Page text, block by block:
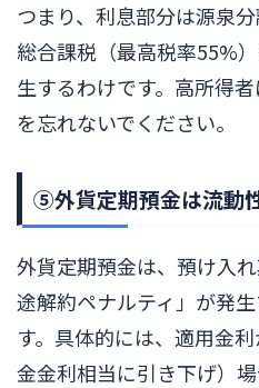
つまり、利息部分は源泉
総合課税（最高税率55%
生するわけです。高所得
を忘れないでください。
⑤外貨定期預金は流動
外貨定期預金は、預け入
途解約ペナルティ」が発
す。具体的には、適用金
金金利相当に引き下げ）